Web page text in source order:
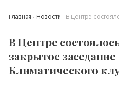
Главная Новости
В Центре
закрытое заседание
Климатического